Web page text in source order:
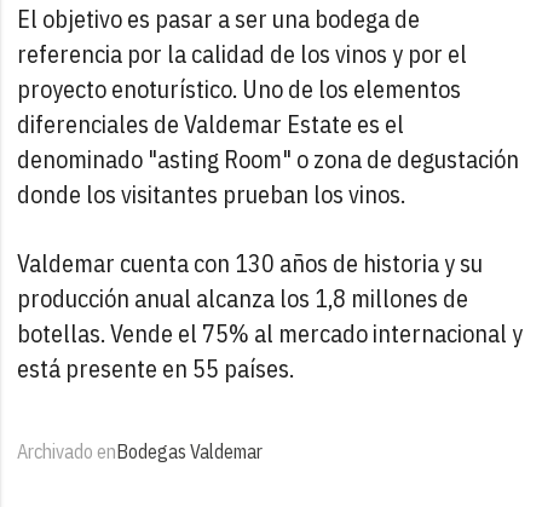
El objetivo es pasar a ser una bodega de
referencia por la calidad de los vinos y por el
proyecto enoturístico. Uno de los elementos
diferenciales de Valdemar Estate es el
denominado "asting Room" o zona de degustación
donde los visitantes prueban los vinos.
Valdemar cuenta con 130 años de historia y su
producción anual alcanza los 1,8 millones de
botellas. Vende el 75% al mercado internacional y
está presente en 55 países.
Archivado enBodegas Valdemar